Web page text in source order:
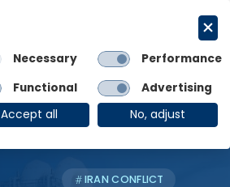
Links
OE Group Client Login
IRAN CONFLICT
Necessary
Performance
Functional
Advertising
Accept all
No, adjust